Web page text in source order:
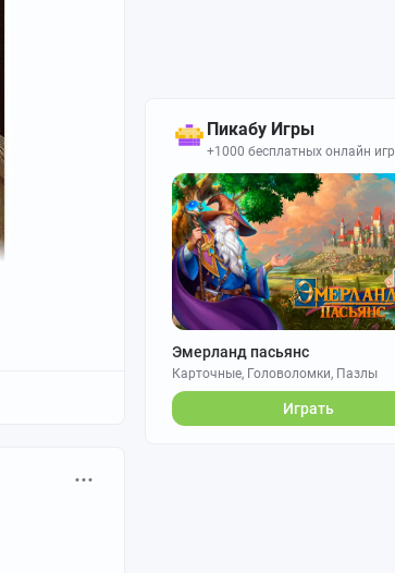
Пикабу Игры
+1000 бесплатных онлайн игр
Эмерланд пасьянс
Карточные, Головоломки, Пазлы
Играть